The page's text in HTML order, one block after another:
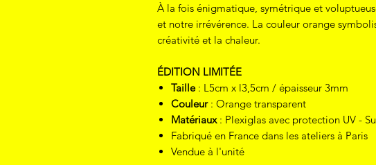
À la fois énigmatique, symétrique et
et notre irrévérence. La couleur orange
créativité et la chaleur.
ÉDITION LIMITÉE
Taille : L5cm x l3,5cm / épaisseur 3mm
Couleur : Orange transparent
Matériaux : Plexiglas avec protection UV -
Fabriqué en France dans les ateliers à Paris
Vendue à l'unité